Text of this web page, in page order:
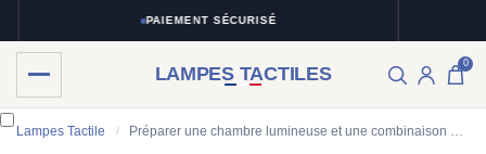
PAIEMENT SÉCURISÉ
LAMPES TACTILES 0
Lampes Tactile / Préparer une chambre lumineuse et une combinaison d’été facile à vivre